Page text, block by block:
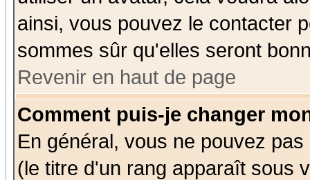
ainsi, vous pouvez le contacter
sommes sûr qu'elles seront
Revenir en haut de page
Comment puis-je changer
En général, vous ne pouvez
(le titre d'un rang apparaît sous